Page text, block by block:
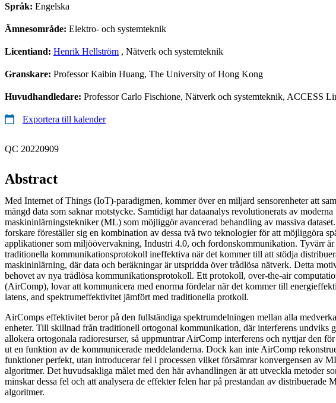
Språk: Engelska
Ämnesområde: Elektro- och systemteknik
Licentiand: Henrik Hellström , Nätverk och systemteknik
Granskare: Professor Kaibin Huang, The University of Hong Kong
Huvudhandledare: Professor Carlo Fischione, Nätverk och systemteknik, ACCESS
Exportera till kalender
QC 20220909
Abstract
Med Internet of Things (IoT)-paradigmen, kommer över en miljard sensorenheter att
mängd data som saknar motstycke. Samtidigt har dataanalys revolutionerats av moderna
maskininlärningstekniker (ML) som möjliggör avancerad behandling av massiva
forskare föreställer sig en kombination av dessa två two teknologier för att möjliggöra
applikationer som miljöövervakning, Industri 4.0, och fordonskommunikation. Tyvärr är
traditionella kommunikationsprotokoll ineffektiva när det kommer till att stödja
maskininlärning, där data och beräkningar är utspridda över trådlösa nätverk. Detta
behovet av nya trådlösa kommunikationsprotokoll. Ett protokoll, over-the-air
(AirComp), lovar att kommunicera med enorma fördelar när det kommer till
latens, and spektrumeffektivitet jämfört med traditionella protkoll.
AirComps effektivitet beror på den fullständiga spektrumdelningen mellan alla
enheter. Till skillnad från traditionell ortogonal kommunikation, där interferens undviks
allokera ortogonala radioresurser, så uppmuntrar AirComp interferens och nyttjar den för
ut en funktion av de kommunicerade meddelanderna. Dock kan inte AirComp
funktioner perfekt, utan introducerar fel i processen vilket försämrar konvergensen av
algoritmer. Det huvudsakliga målet med den här avhandlingen är att utveckla metoder
minskar dessa fel och att analysera de effekter felen har på prestandan av distribuerade
algoritmer.